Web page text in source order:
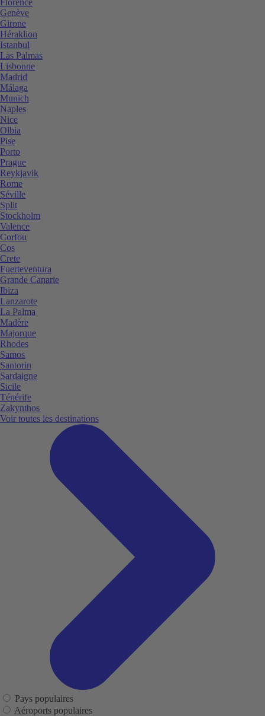
Genève
Girone
Héraklion
Istanbul
Las Palmas
Lisbonne
Madrid
Málaga
Munich
Naples
Nice
Olbia
Pise
Porto
Prague
Reykjavik
Rome
Séville
Split
Stockholm
Valence
Corfou
Cos
Crete
Fuerteventura
Grande Canarie
Ibiza
Lanzarote
La Palma
Madère
Majorque
Rhodes
Samos
Santorin
Sardaigne
Sicile
Ténérife
Zakynthos
Voir toutes les destinations
Pays populaires
Aéroports populaires